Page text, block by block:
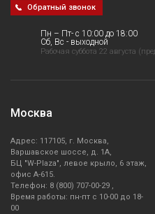
Обратный звонок
Пн – Пт- с 10:00 до 18:00
Сб, Вс - выходной
Рабочая суббота 22 августа
Москва
Адрес: 117105, г. Москва,
Варшавское шоссе, д. 1А,
БЦ "W-Plaza", левое крыло, 6 этаж,
офис А-615.
Телефон: 8 (800) 707-00-29 ,
Время работы: пн-пт с 10-00 до 18-
00